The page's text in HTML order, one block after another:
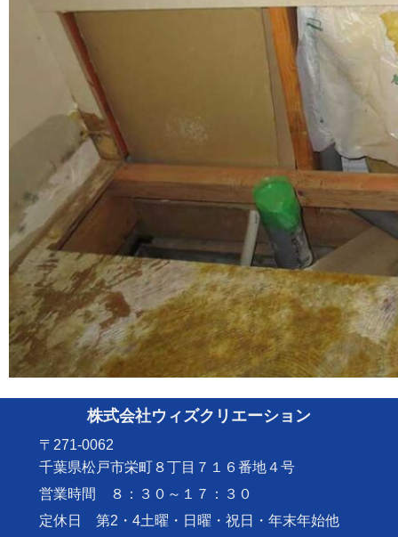
株式会社ウィズクリエーション
〒271-0062
千葉県松戸市栄町８丁目７１６番地４号
営業時間 ８：３０～１７：３０
定休日 第2・4土曜・日曜・祝日・年末年始他